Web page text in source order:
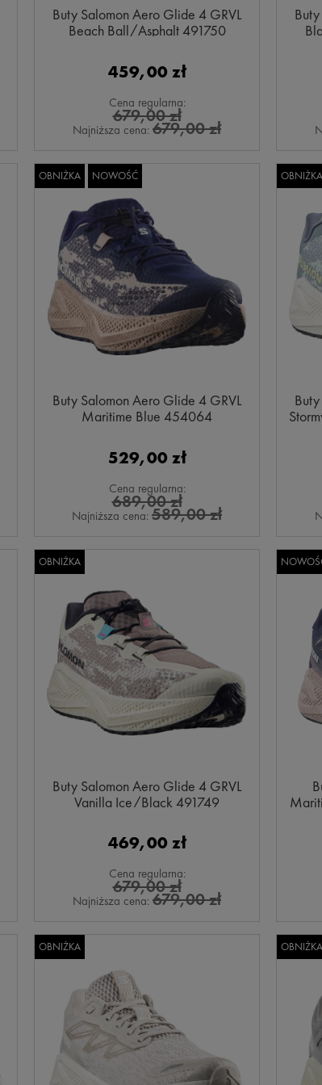
Buty Salomon Aero Glide 4 GRVL
Beach Ball/Asphalt 491750
459,00 zł
Cena regularna:
679,00 zł
Najniższa cena: 679,00 zł
Buty Salomon Aero Glide 4 GRVL
Maritime Blue 454064
529,00 zł
Cena regularna:
689,00 zł
Najniższa cena: 589,00 zł
OBNIŻKA NOWOŚĆ OBNIŻKA
Buty Salomon Aero Glide 4 GRVL
Vanilla Ice/Black 491749
469,00 zł
Cena regularna:
679,00 zł
Najniższa cena: 679,00 zł
OBNIŻKA
OBNIŻKA OBNIŻKA